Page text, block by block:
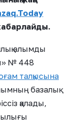
алымды
№ 448
талқысына
базалық
қалады,